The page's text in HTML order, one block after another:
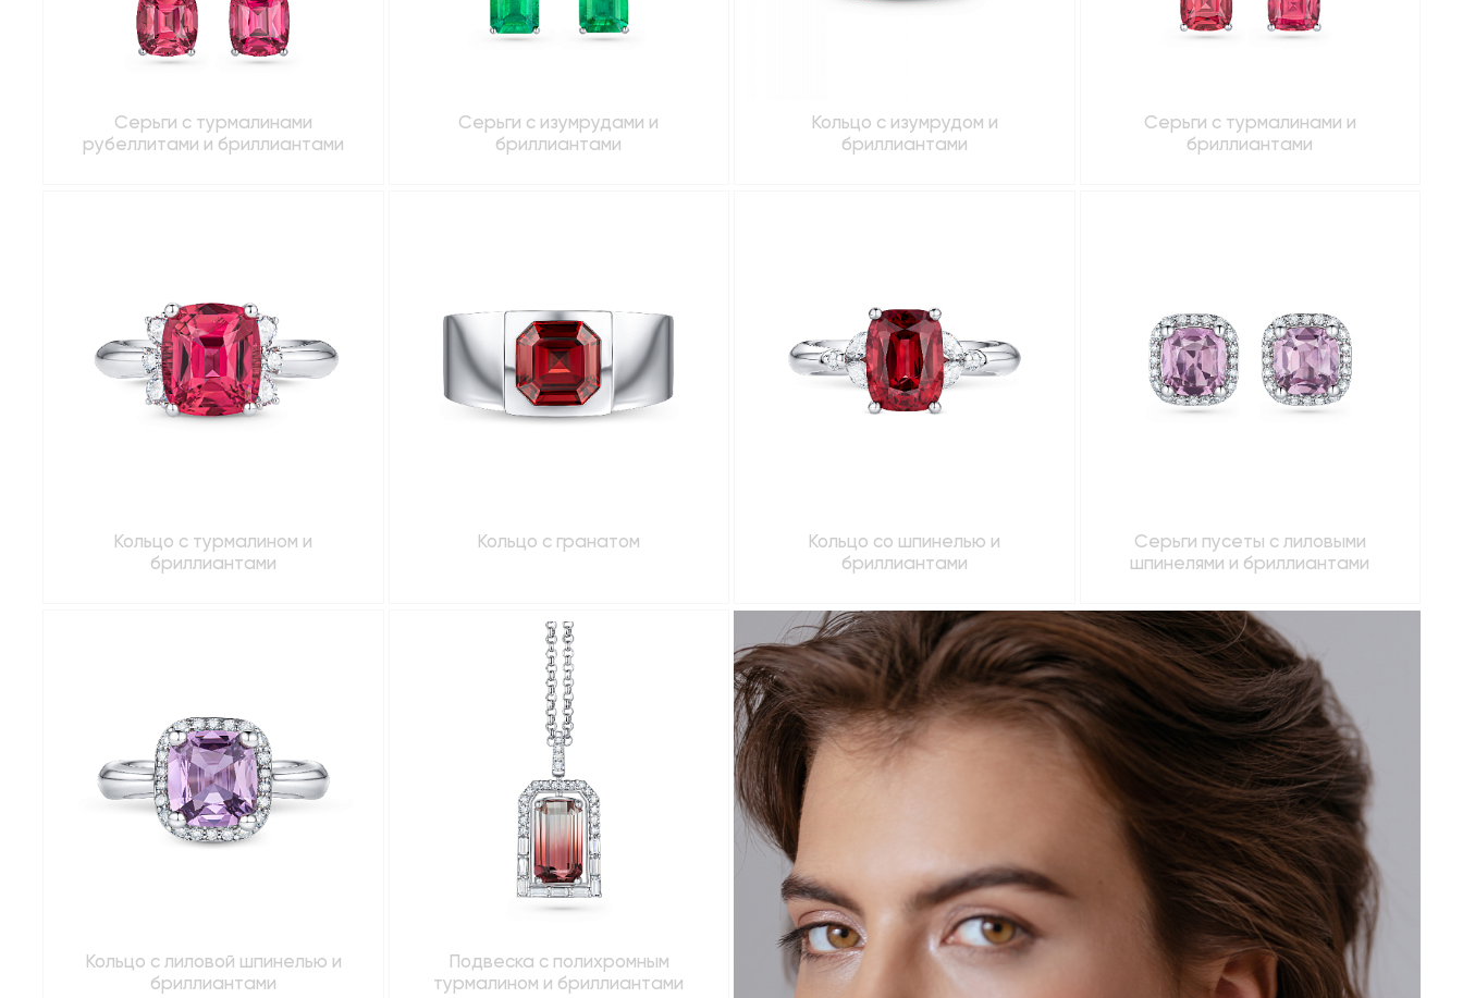
Серьги с турмалинами
рубеллитами и бриллиантами
Серьги с изумрудами и
бриллиантами
Кольцо с изумрудом и
бриллиантами
Серьги с турмалинами и
бриллиантами
Кольцо с турмалином и
бриллиантами
Кольцо с гранатом
Кольцо со шпинелью и
бриллиантами
Серьги пусеты с лиловыми
шпинелями и бриллиантами
Кольцо с лиловой шпинелью и
бриллиантами
Подвеска с полихромным
турмалином и бриллиантами